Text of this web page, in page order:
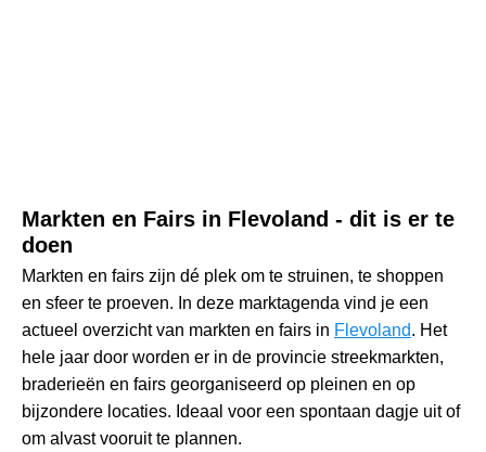
Markten en Fairs in Flevoland - dit is er te
doen
Markten en fairs zijn dé plek om te struinen, te shoppen
en sfeer te proeven. In deze marktagenda vind je een
actueel overzicht van markten en fairs in Flevoland. Het
hele jaar door worden er in de provincie streekmarkten,
braderieën en fairs georganiseerd op pleinen en op
bijzondere locaties. Ideaal voor een spontaan dagje uit of
om alvast vooruit te plannen.